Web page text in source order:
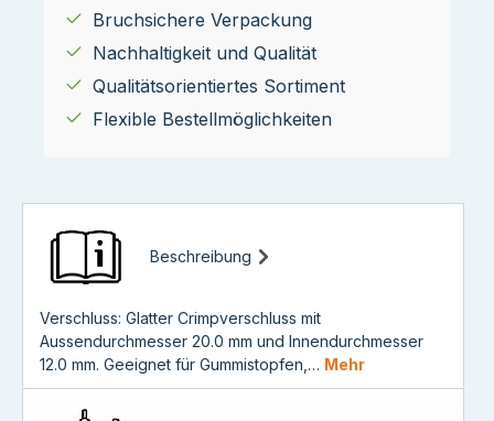
Bruchsichere Verpackung
Nachhaltigkeit und Qualität
Qualitätsorientiertes Sortiment
Flexible Bestellmöglichkeiten
Beschreibung
Verschluss: Glatter Crimpverschluss mit
Aussendurchmesser 20.0 mm und Innendurchmesser
12.0 mm. Geeignet für Gummistopfen,… Mehr